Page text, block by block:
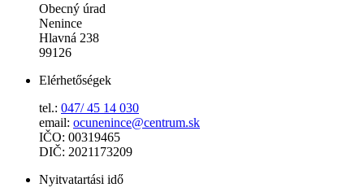
Obecný úrad
Nenince
Hlavná 238
99126
Elérhetőségek
tel.: 047/ 45 14 030
email: ocunenince@centrum.sk
IČO: 00319465
DIČ: 2021173209
Nyitvatartási idő